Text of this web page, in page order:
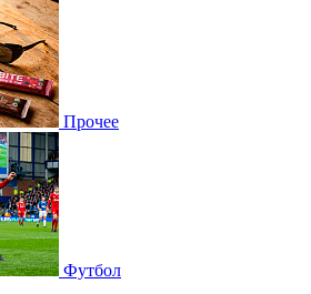
Прочее
Футбол